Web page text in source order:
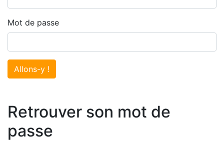
Mot de passe
Allons-y !
Retrouver son mot de
passe